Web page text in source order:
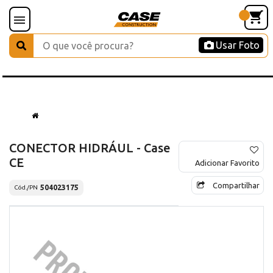
Usar Foto
CONECTOR HIDRÁUL - Case
CE
Cód./PN 504023175
Adicionar Favorito
Compartilhar